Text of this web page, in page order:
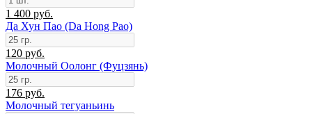
1 400 руб.
Да Хун Пао (Da Hong Pao)
120 руб.
Молочный Оолонг (Фуцзянь)
176 руб.
Молочный тегуаньинь